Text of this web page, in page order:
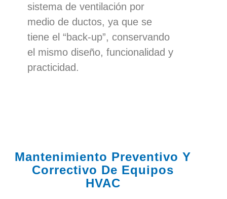
sistema de ventilación por
medio de ductos, ya que se
tiene el “back-up”, conservando
el mismo diseño, funcionalidad y
practicidad.
Mantenimiento Preventivo Y
Correctivo De Equipos
HVAC